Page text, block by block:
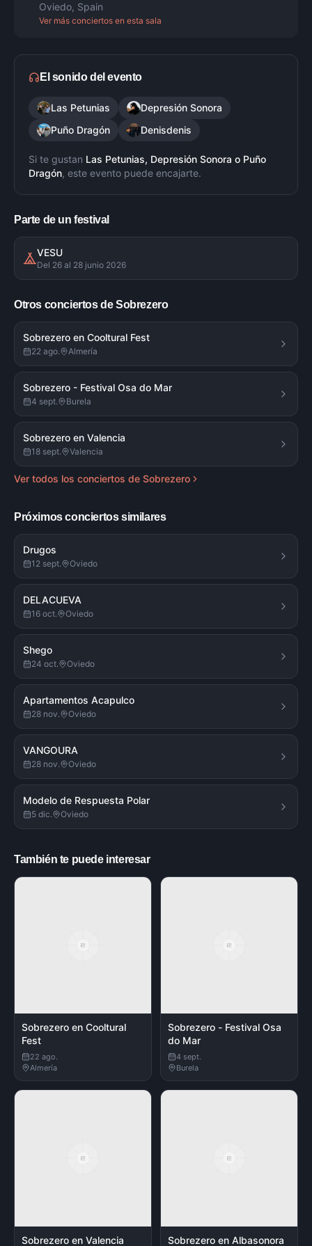
Oviedo, Spain
Ver más conciertos en esta sala
El sonido del evento
Las Petunias
Depresión Sonora
Puño Dragón
Denisdenis
Si te gustan Las Petunias, Depresión Sonora o Puño
Dragón, este evento puede encajarte.
Parte de un festival
VESU
Del 26 al 28 junio 2026
Otros conciertos deSobrezero
Sobrezero en Cooltural Fest
22 ago. Almería
Sobrezero - Festival Osa do Mar
4 sept. Burela
Sobrezero en Valencia
18 sept. Valencia
Ver todos los conciertos de Sobrezero
Próximos conciertos similares
Drugos
12 sept. Oviedo
DELACUEVA
16 oct. Oviedo
Shego
24 oct. Oviedo
Apartamentos Acapulco
28 nov. Oviedo
VANGOURA
28 nov. Oviedo
Modelo de Respuesta Polar
5 dic. Oviedo
También te puede interesar
Sobrezero en Cooltural
Fest
22 ago.
Almería
Sobrezero - Festival Osa
do Mar
4 sept.
Burela
Sobrezero en Valencia Sobrezero en Albasonora